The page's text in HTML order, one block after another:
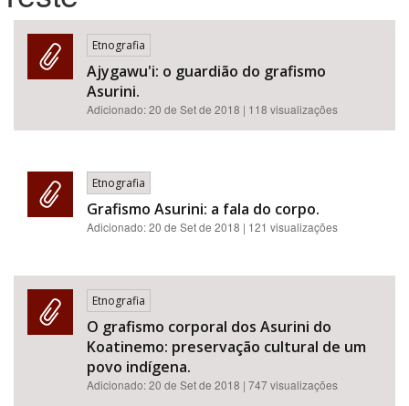
Tema
Área de Levantamento
Área Protegida
Etnografia
Ajygawu'i: o guardião do grafismo
Asurini.
Adicionado:20 de Set de 2018 | 118 visualizações
Etnografia
Grafismo Asurini: a fala do corpo.
Adicionado:20 de Set de 2018 | 121 visualizações
Etnografia
O grafismo corporal dos Asurini do
Koatinemo: preservação cultural de um
povo indígena.
Adicionado:20 de Set de 2018 | 747 visualizações